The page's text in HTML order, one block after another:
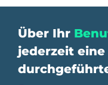
Über Ihr
jederzeit